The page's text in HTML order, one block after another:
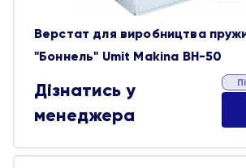
Верстат для виробництва
"Боннель" Umit Makina BH-50
Дізнатись у
менеджера